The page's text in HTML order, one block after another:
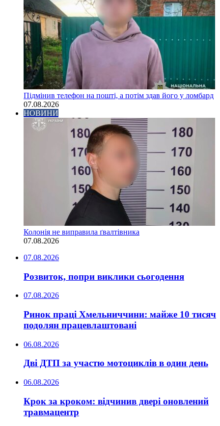
Підмінив телефон на пошті, а потім здав його у ломбард
07.08.2026
НОВИНИ
Колонія не виправила ґвалтівника
07.08.2026
07.08.2026
Розвиток, попри виклики сьогодення
07.08.2026
Ринок праці Хмельниччини: майже 10 тисяч
подолян працевлаштовані
06.08.2026
Дві ДТП за участю мотоциклів в один день
06.08.2026
Крок за кроком: відчинив двері оновлений
травмацентр